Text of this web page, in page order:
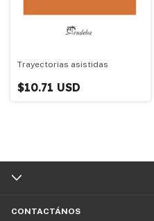
Trayectorias asistidas
$10.71 USD
CONTACTÁNOS